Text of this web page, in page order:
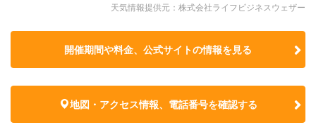
天気情報提供元：株式会社ライフビジネスウェザー
開催期間や料金、公式サイトの情報を見る
地図・アクセス情報、電話番号を確認する